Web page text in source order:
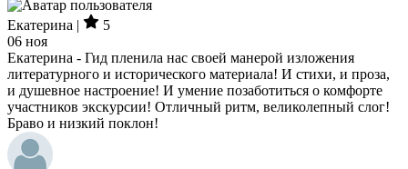
Екатерина |
5
06 ноя
Екатерина - Гид пленила нас своей манерой изложения
литературного и исторического материала! И стихи, и проза,
и душевное настроение! И умение позаботиться о комфорте
участников экскурсии! Отличный ритм, великолепный слог!
Браво и низкий поклон!